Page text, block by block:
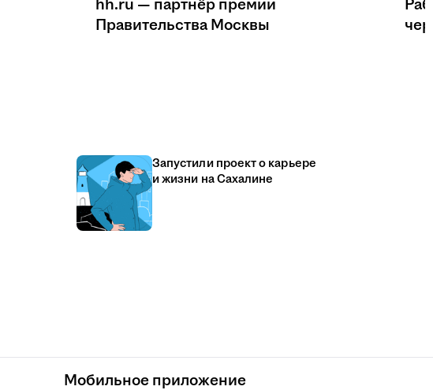
hh.ru — партнёр премии
Правительства Москвы
Запустили проект о карьере
и жизни на Сахалине
Мобильное приложение